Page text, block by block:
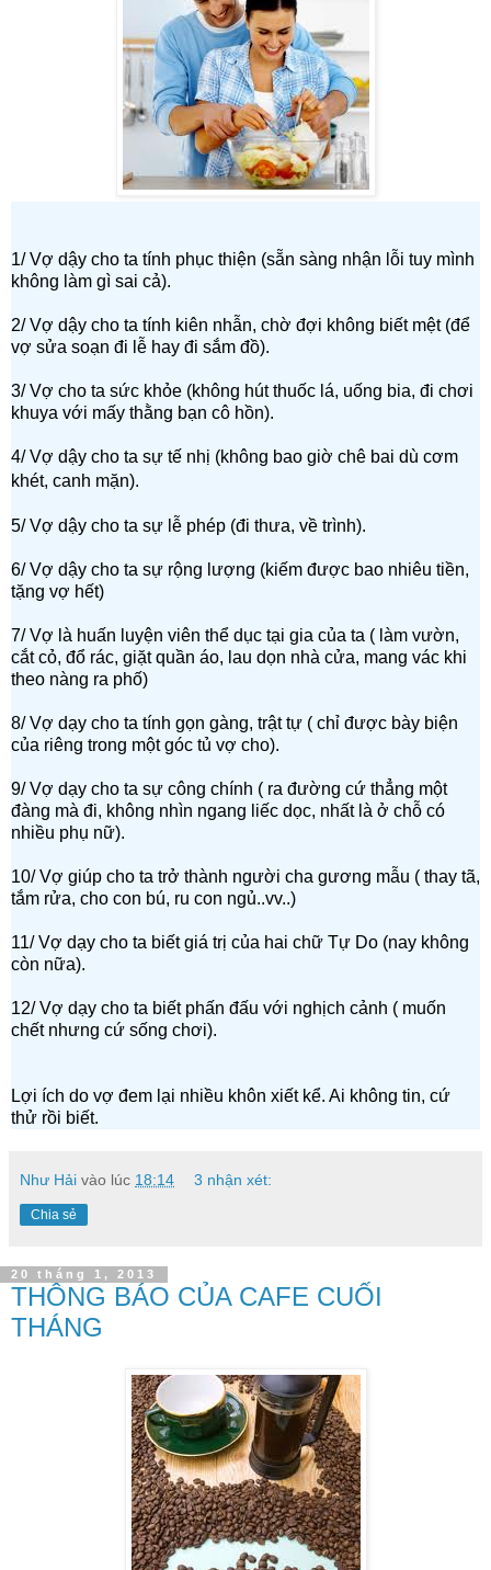
1/ Vợ dậy cho ta tính phục thiện (sẵn sàng nhận lỗi tuy mình
không làm gì sai cả).
2/ Vợ dậy cho ta tính kiên nhẫn, chờ đợi không biết mệt (để
vợ sửa soạn đi lễ hay đi sắm đồ).
3/ Vợ cho ta sức khỏe (không hút thuốc lá, uống bia, đi chơi
khuya với mấy thằng bạn cô hồn).
4/ Vợ dậy cho ta sự tế nhị (không bao giờ chê bai dù cơm
khét, canh mặn).
5/ Vợ dậy cho ta sự lễ phép (đi thưa, về trình).
6/ Vợ dậy cho ta sự rộng lượng (kiếm được bao nhiêu tiền,
tặng vợ hết)
7/ Vợ là huấn luyện viên thể dục tại gia của ta ( làm vườn,
cắt cỏ, đổ rác, giặt quần áo, lau dọn nhà cửa, mang vác khi
theo nàng ra phố)
8/ Vợ dạy cho ta tính gọn gàng, trật tự ( chỉ được bày biện
của riêng trong một góc tủ vợ cho).
9/ Vợ dạy cho ta sự công chính ( ra đường cứ thẳng một
đàng mà đi, không nhìn ngang liếc dọc, nhất là ở chỗ có
nhiều phụ nữ).
10/ Vợ giúp cho ta trở thành người cha gương mẫu ( thay tã,
tắm rửa, cho con bú, ru con ngủ..vv..)
11/ Vợ dạy cho ta biết giá trị của hai chữ Tự Do (nay không
còn nữa).
12/ Vợ dạy cho ta biết phấn đấu với nghịch cảnh ( muốn
chết nhưng cứ sống chơi).
Lợi ích do vợ đem lại nhiều khôn xiết kể. Ai không tin, cứ
thử rồi biết.
Như Hải vào lúc 18:14 3 nhận xét:
Chia sẻ
20 tháng 1, 2013
THÔNG BÁO CỦA CAFE CUỐI
THÁNG